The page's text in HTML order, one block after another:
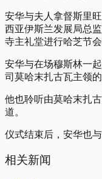
安华与夫人拿督斯里
西亚伊斯兰发展局总
寺主礼堂进行哈芝节会
安华与在场穆斯林一
司莫哈末扎古瓦主领
他也聆听由莫哈末扎
道。
仪式结束后，安华也
相关新闻